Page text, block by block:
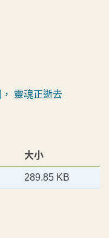
靈魂正逝去
大小
289.85 KB